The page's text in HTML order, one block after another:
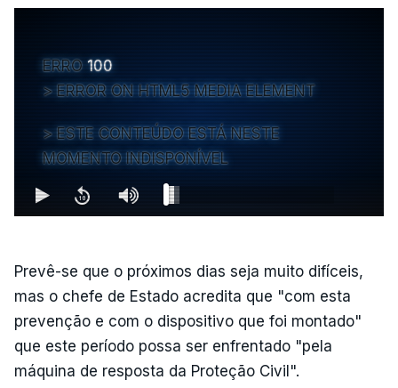
ERRO 100
ERROR ON HTML5 MEDIA ELEMENT
ESTE CONTEÚDO ESTÁ NESTE
MOMENTO INDISPONÍVEL
Prevê-se que o próximos dias seja muito difíceis,
mas o chefe de Estado acredita que "com esta
prevenção e com o dispositivo que foi montado"
que este período possa ser enfrentado "pela
máquina de resposta da Proteção Civil".